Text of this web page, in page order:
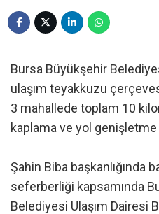
Bursa Büyükşehir
ulaşım teyakkuzu
3 mahallede toplam 10
kaplama ve yol genişletme
Şahin Biba başkanlığında
seferberliği kapsamında
Belediyesi Ulaşım Dairesi